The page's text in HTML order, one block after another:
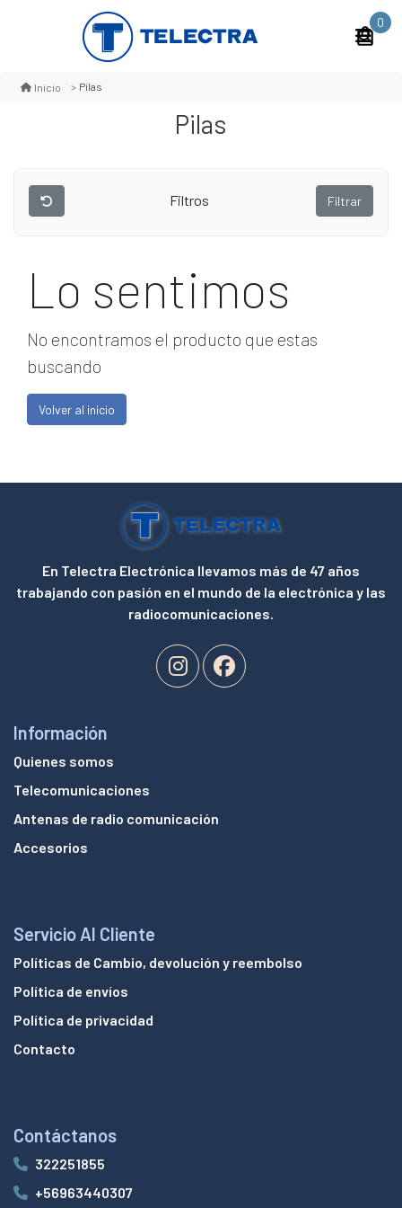
0
Inicio Pilas
Pilas
Filtros Filtrar
Lo sentimos
No encontramos el producto que estas
buscando
Volver al inicio
En Telectra Electrónica llevamos más de 47 años
trabajando con pasión en el mundo de la electrónica y las
radiocomunicaciones.
Información
Quienes somos
Telecomunicaciones
Antenas de radio comunicación
Accesorios
Servicio Al Cliente
Políticas de Cambio, devolución y reembolso
Política de envíos
Política de privacidad
Contacto
Contáctanos
322251855
+56963440307